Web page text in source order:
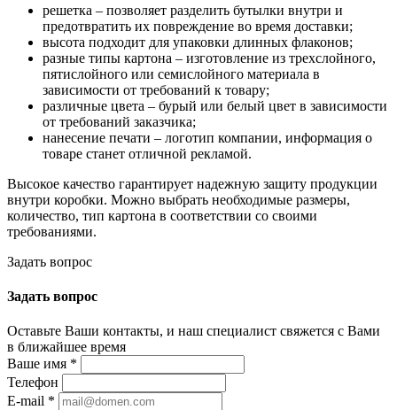
решетка – позволяет разделить бутылки внутри и
предотвратить их повреждение во время доставки;
высота подходит для упаковки длинных флаконов;
разные типы картона – изготовление из трехслойного,
пятислойного или семислойного материала в
зависимости от требований к товару;
различные цвета – бурый или белый цвет в зависимости
от требований заказчика;
нанесение печати – логотип компании, информация о
товаре станет отличной рекламой.
Высокое качество гарантирует надежную защиту продукции
внутри коробки. Можно выбрать необходимые размеры,
количество, тип картона в соответствии со своими
требованиями.
Задать вопрос
Задать вопрос
Оставьте Ваши контакты, и наш специалист свяжется с Вами
в ближайшее время
Ваше имя *
Телефон
E-mail *